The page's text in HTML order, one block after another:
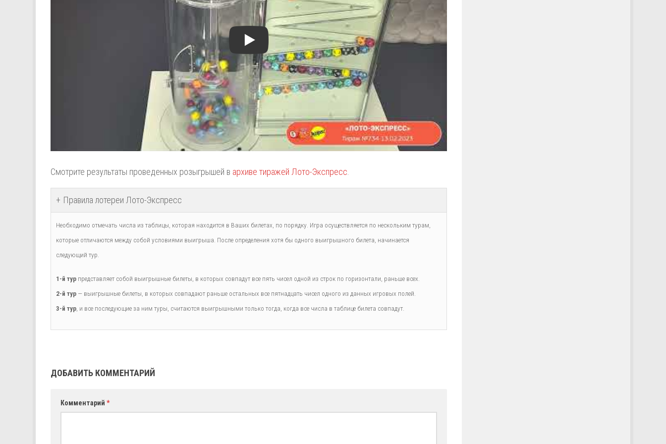
Смотрите результаты проведенных розыгрышей в архиве тиражей Лото-Экспресс
Правила лотереи Лото-Экспресс
Необходимо отмечать числа из таблицы, которая находится в Ваших билетах, по порядку. Игра осуществляется по нескольким турам,
которые отличаются между собой условиями выигрыша. После определения хотя бы одного выигрышного билета, начинается
следующий тур.
1-й тур представляет собой выигрышные билеты, в которых совпадут все пять чисел одной из строк по горизонтали, раньше всех.
2-й тур — выигрышные билеты, в которых совпадают раньше остальных все пятнадцать чисел одного из данных игровых полей.
3-й тур , и все последующие за ним туры, считаются выигрышными только тогда, когда все числа в таблице билета совпадут.
ДОБАВИТЬ КОММЕНТАРИЙ
Комментарий *